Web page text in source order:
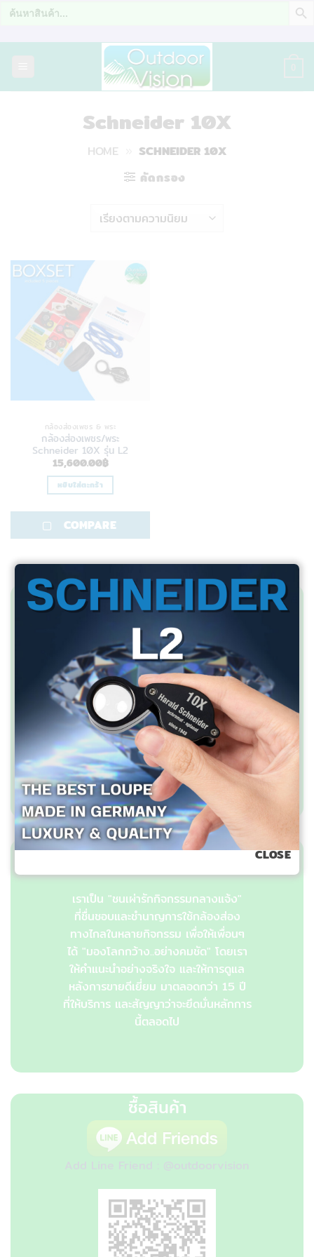
Search
for:
Schneider 10X
HOME
SCHNEIDER 10X
คัดกรอง
กล้องส่องเพชร & พระ
กล้องส่องเพชร/พระ
Schneider 10X รุ่น L2
15,600.00฿
หยิบใส่ตะกร้า
COMPARE
สอบถามข้อมูลเพิ่มเติม
บริษัท เอาท์ดอร์วิชั่น จำกัด
2358/2 ถ.ลาดพร้าว แขวงพลับพลา
วังทองหลาง กทม.10310
โทรศัพท์ 081-7682866, 095-3716866
เกี่ยวกับเรา
เราเป็น "ชนเผ่ารักกิจกรรมกลางแจ้ง"
ที่ชื่นชอบและชำนาญการใช้กล้องส่อง
ทางไกลในหลายกิจกรรม เพื่อให้เพื่อนๆ
ได้ "มองโลกกว้าง..อย่างคมชัด" โดยเรา
ให้คำแนะนำอย่างจริงใจ และให้การดูแล
หลังการขายดีเยี่ยม มาตลอดกว่า 15 ปี
ที่ให้บริการ และสัญญาว่าจะยึดมั่นหลักการ
นี้ตลอดไป
ซื้อสินค้า
Add Line Friend : @outdoorvision
CLOSE